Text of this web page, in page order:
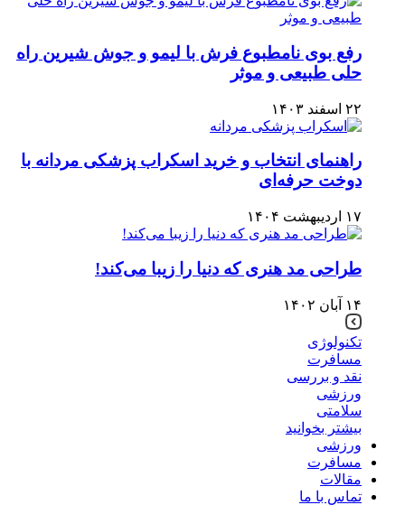
رفع بوی نامطبوع فرش با لیمو و جوش شیرین راه
حلی طبیعی و موثر
۲۲ اسفند ۱۴۰۳
راهنمای انتخاب و خرید اسکراب پزشکی مردانه با
دوخت حرفه‌ای
۱۷ اردیبهشت ۱۴۰۴
طراحی مد هنری که دنیا را زیبا می‌کند!
۱۴ آبان ۱۴۰۲
تکنولوژی
مسافرت
نقد و بررسی
ورزشی
سلامتی
بیشتر بخوانید
ورزشی
مسافرت
مقالات
تماس با ما